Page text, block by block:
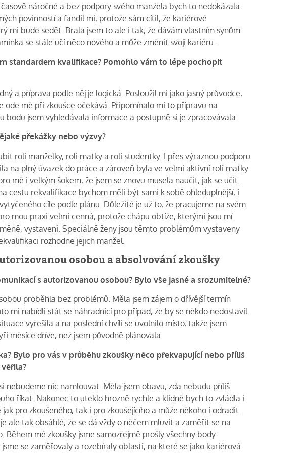
náročné a bez podpory svého manžela bych to nedokázala.
povinností a fandil mi, protože sám cítil, že kariérové
mi bude sedět. Brala jsem to ale i tak, že dávám vlastním synům
se stále učí něco nového a může změnit svoji kariéru.
standardem kvalifikace? Pomohlo vám to lépe pochopit
a příprava podle něj je logická. Posloužil mi jako jasný průvodce,
ode mě při zkoušce očekává. Připomínalo mi to přípravu na
bodu jsem vyhledávala informace a postupně si je zpracovávala.
překážky nebo výzvy?
roli manželky, roli matky a roli studentky. I přes výraznou podporu
na plný úvazek do práce a zároveň byla ve velmi aktivní roli matky
mě i velkým šokem, že jsem se znovu musela naučit, jak se učit.
cestu rekvalifikace bychom měli být sami k sobě ohleduplnější, i
cíle podle plánu. Důležité je už to, že pracujeme na svém
mou praxi velmi cenná, protože chápu obtíže, kterými jsou mí
vystaveni. Speciálně ženy jsou těmto problémům vystaveny
rozhodne jejich manžel.
osobou a absolvování zkoušky
s autorizovanou osobou? Bylo vše jasné a srozumitelné?
proběhla bez problémů. Měla jsem zájem o dřívější termín
mi nabídli stát se náhradnicí pro případ, že by se někdo nedostavil
vyřešila a na poslední chvíli se uvolnilo místo, takže jsem
měsíce dříve, než jsem původně plánovala.
Bylo pro vás v průběhu zkoušky něco překvapující nebo příliš
nebudeme nic namlouvat. Měla jsem obavu, zda nebudu příliš
říkat. Nakonec to uteklo hrozně rychle a klidně bych to zvládla i
pro zkoušeného, tak i pro zkoušejícího a může někoho i odradit.
ale tak obsáhlé, že se dá vždy o něčem mluvit a zaměřit se na
Během mé zkoušky jsme samozřejmě prošly všechny body
se zaměřovaly a rozebíraly oblasti, na které se jako kariérová